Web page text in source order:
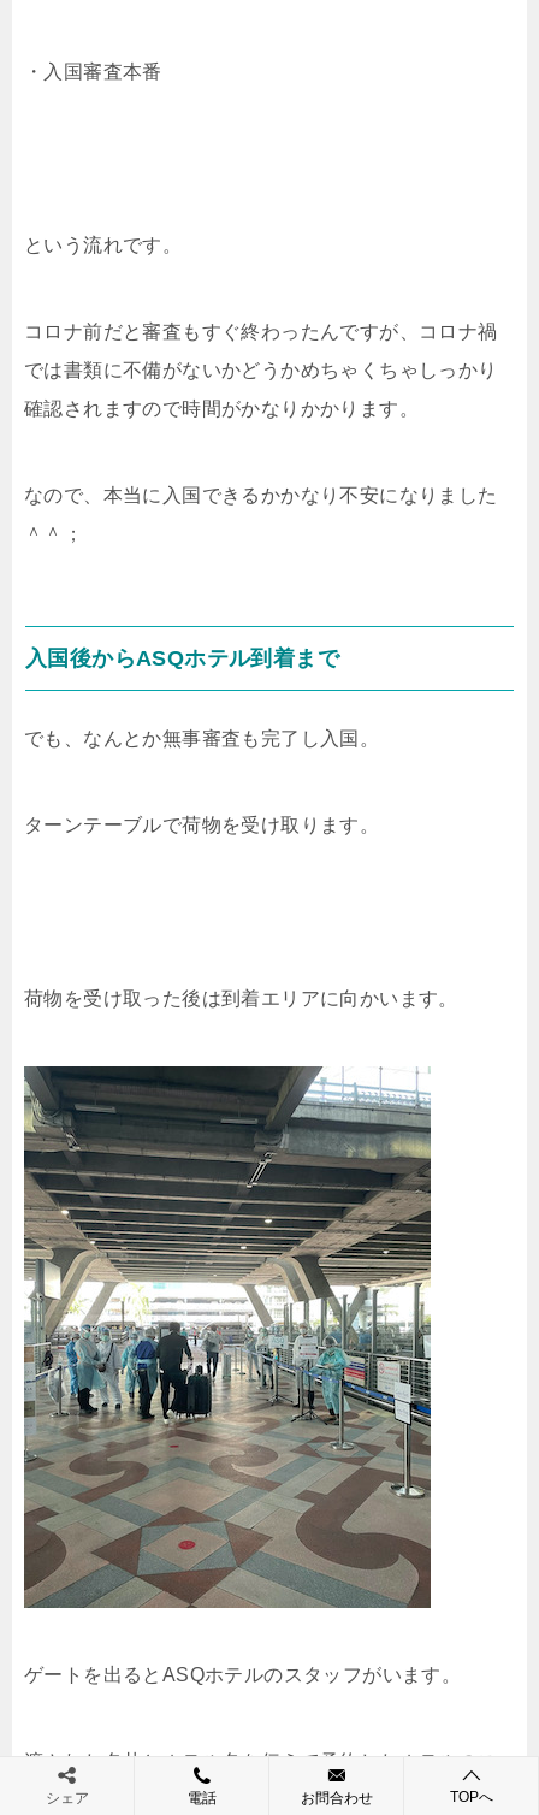
・入国審査本番
という流れです。
コロナ前だと審査もすぐ終わったんですが、コロナ禍
では書類に不備がないかどうかめちゃくちゃしっかり
確認されますので時間がかなりかかります。
なので、本当に入国できるかかなり不安になりました
＾＾；
入国後からASQホテル到着まで
でも、なんとか無事審査も完了し入国。
ターンテーブルで荷物を受け取ります。
荷物を受け取った後は到着エリアに向かいます。
ゲートを出るとASQホテルのスタッフがいます。
渡された名札とホテル名を伝えて予約したホテルのス
タッフと合流しましょう。
シェア 電話 お問合わせ TOPへ